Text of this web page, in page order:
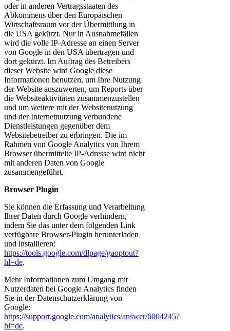
oder in anderen Vertragsstaaten des
Abkommens über den Europäischen
Wirtschaftsraum vor der Übermittlung in
die USA gekürzt. Nur in Ausnahmefällen
wird die volle IP-Adresse an einen Server
von Google in den USA übertragen und
dort gekürzt. Im Auftrag des Betreibers
dieser Website wird Google diese
Informationen benutzen, um Ihre Nutzung
der Website auszuwerten, um Reports über
die Websiteaktivitäten zusammenzustellen
und um weitere mit der Websitenutzung
und der Internetnutzung verbundene
Dienstleistungen gegenüber dem
Websitebetreiber zu erbringen. Die im
Rahmen von Google Analytics von Ihrem
Browser übermittelte IP-Adresse wird nicht
mit anderen Daten von Google
zusammengeführt.
Browser Plugin
Sie können die Erfassung und Verarbeitung
Ihrer Daten durch Google verhindern,
indem Sie das unter dem folgenden Link
verfügbare Browser-Plugin herunterladen
und installieren:
https://tools.google.com/dlpage/gaoptout?
hl=de.
Mehr Informationen zum Umgang mit
Nutzerdaten bei Google Analytics finden
Sie in der Datenschutzerklärung von
Google:
https://support.google.com/analytics/answer/6004245?
hl=de.